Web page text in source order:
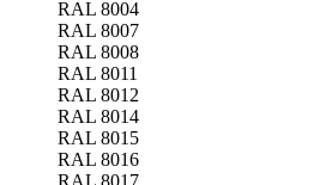
RAL 8004
RAL 8007
RAL 8008
RAL 8011
RAL 8012
RAL 8014
RAL 8015
RAL 8016
RAL 8017